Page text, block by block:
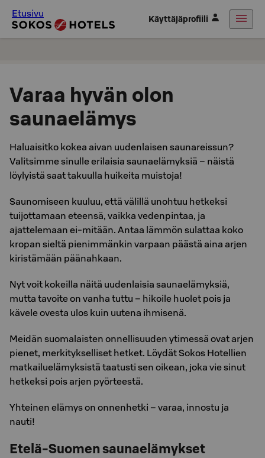
Etusivu Käyttäjäprofiili
Varaa hyvän olon
saunaelämys
Haluaisitko kokea aivan uudenlaisen saunareissun?
Valitsimme sinulle erilaisia saunaelämyksiä – näistä
löylyistä saat takuulla huikeita muistoja!​
Saunomiseen kuuluu, että välillä unohtuu hetkeksi
tuijottamaan eteensä, vaikka vedenpintaa, ja
ajattelemaan ei-mitään. Antaa lämmön sulattaa koko
kropan sieltä pienimmänkin varpaan päästä aina arjen
kiristämään päänahkaan.​
Nyt voit kokeilla näitä uudenlaisia saunaelämyksiä,
mutta tavoite on vanha tuttu – hikoile huolet pois ja
kävele ovesta ulos kuin uutena ihmisenä.​
Meidän suomalaisten onnellisuuden ytimessä ovat arjen
pienet, merkitykselliset hetket. Löydät Sokos Hotellien
matkailuelämyksistä taatusti sen oikean, joka vie sinut
hetkeksi pois arjen pyörteestä.​
Yhteinen elämys on onnenhetki – varaa, innostu ja
nauti!
Etelä-Suomen saunaelämykset